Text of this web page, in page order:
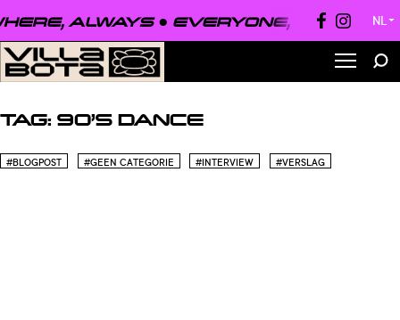
ALWAYS ● EVERYONE, NL ▼
TAG: 90’S DANCE
#BLOGPOST #GEEN CATEGORIE #INTERVIEW #VERSLAG